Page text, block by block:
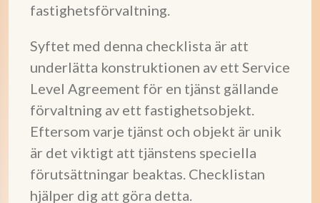
fastighetsförvaltning.
Syftet med denna checklista är att
underlätta konstruktionen av ett Service
Level Agreement för en tjänst gällande
förvaltning av ett fastighetsobjekt.
Eftersom varje tjänst och objekt är unik
är det viktigt att tjänstens speciella
förutsättningar beaktas. Checklistan
hjälper dig att göra detta.